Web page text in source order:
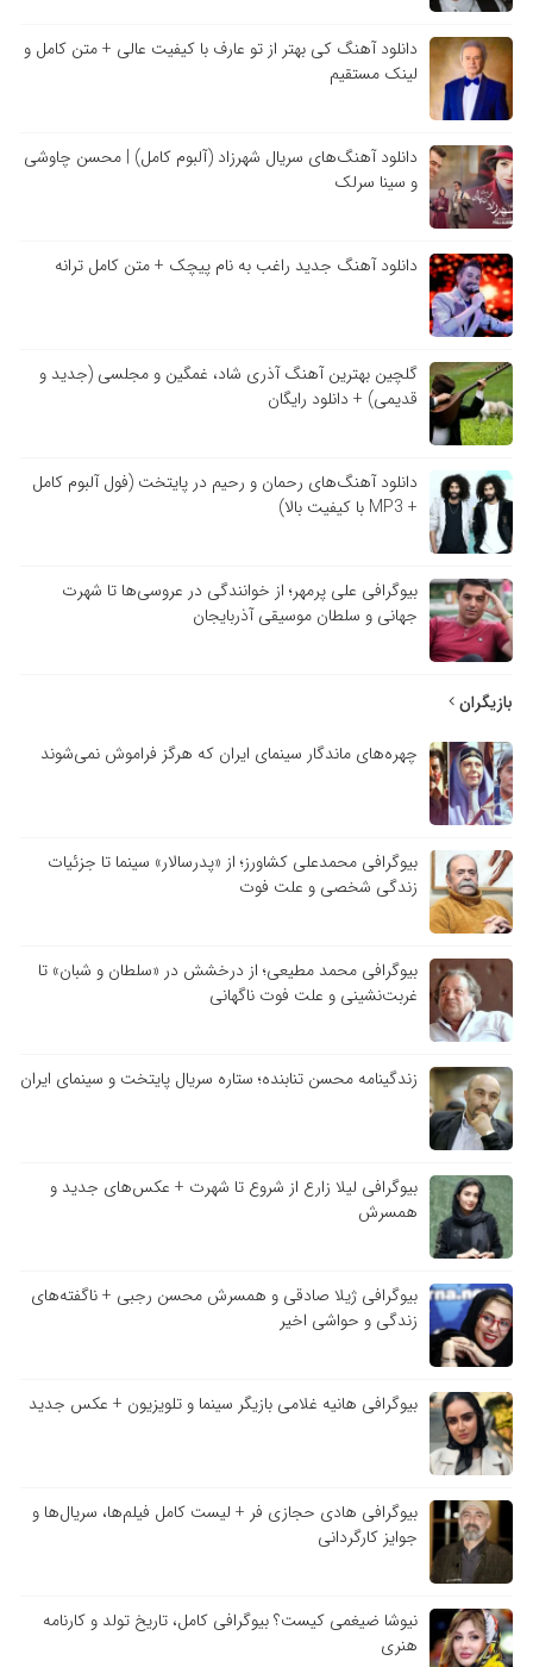
دانلود آهنگ کی بهتر از تو عارف با کیفیت عالی + متن کامل و
لینک مستقیم
دانلود آهنگ‌های سریال شهرزاد (آلبوم کامل) | محسن چاوشی
و سینا سرلک
دانلود آهنگ جدید راغب به نام پیچک + متن کامل ترانه
گلچین بهترین آهنگ آذری شاد، غمگین و مجلسی (جدید و
قدیمی) + دانلود رایگان
دانلود آهنگ‌های رحمان و رحیم در پایتخت (فول آلبوم کامل
+ MP3 با کیفیت بالا)
بیوگرافی علی پرمهر؛ از خوانندگی در عروسی‌ها تا شهرت
جهانی و سلطان موسیقی آذربایجان
بازیگران
چهره‌های ماندگار سینمای ایران که هرگز فراموش نمی‌شوند
بیوگرافی محمدعلی کشاورز؛ از «پدرسالار» سینما تا جزئیات
زندگی شخصی و علت فوت
بیوگرافی محمد مطیعی؛ از درخشش در «سلطان و شبان» تا
غربت‌نشینی و علت فوت ناگهانی
زندگینامه محسن تنابنده؛ ستاره سریال پایتخت و سینمای ایران
بیوگرافی لیلا زارع از شروع تا شهرت + عکس‌های جدید و
همسرش
بیوگرافی ژیلا صادقی و همسرش محسن رجبی + ناگفته‌های
زندگی و حواشی اخیر
بیوگرافی هانیه غلامی بازیگر سینما و تلویزیون + عکس جدید
بیوگرافی هادی حجازی فر + لیست کامل فیلم‌ها، سریال‌ها و
جوایز کارگردانی
نیوشا ضیغمی کیست؟ بیوگرافی کامل، تاریخ تولد و کارنامه
هنری